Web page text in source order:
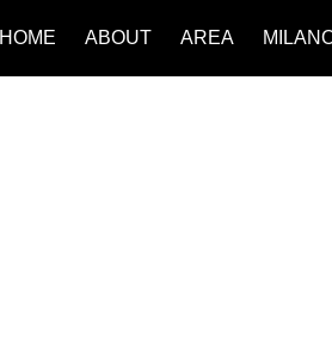
HOME ABOUT AREA